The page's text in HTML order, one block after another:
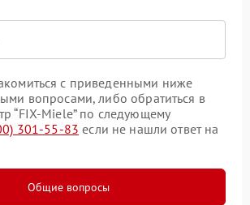
с приведенными ниже
вопросами, либо обратиться в
“FIX-Miele” по следующему
301-55-83 если не нашли ответ на
Общие вопросы